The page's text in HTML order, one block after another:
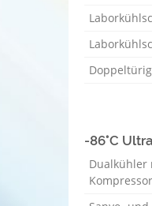
-86°C
Dualkühler